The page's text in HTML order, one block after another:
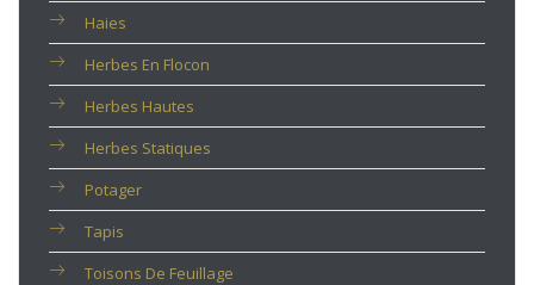
Haies
Herbes En Flocon
Herbes Hautes
Herbes Statiques
Potager
Tapis
Toisons De Feuillage